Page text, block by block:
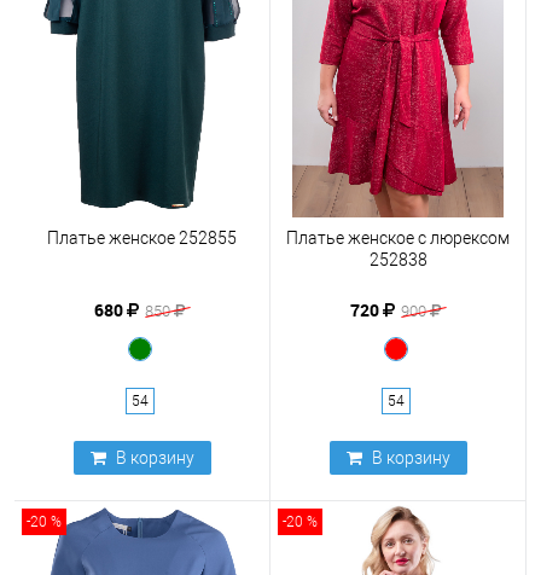
Платье женское 252855
680 850
54
В корзину
Платье женское с люрексом
252838
720 900
54
В корзину
-20 % -20 %